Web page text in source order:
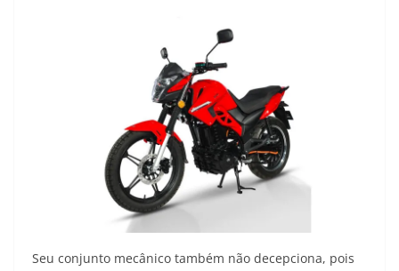
Seu conjunto mecânico também não decepciona, pois